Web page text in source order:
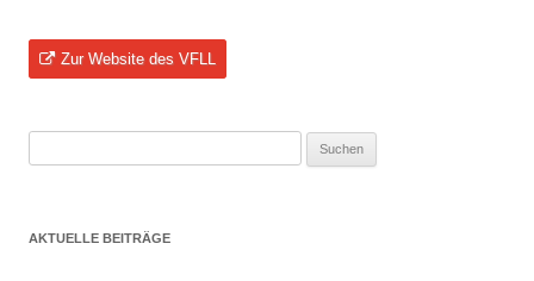
Zur Website des VFLL
AKTUELLE BEITRÄGE